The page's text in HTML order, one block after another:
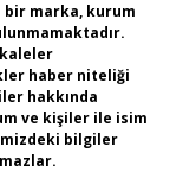
marka, kurum
haber niteliği
hakkında
ve kişiler ile isim
bilgiler